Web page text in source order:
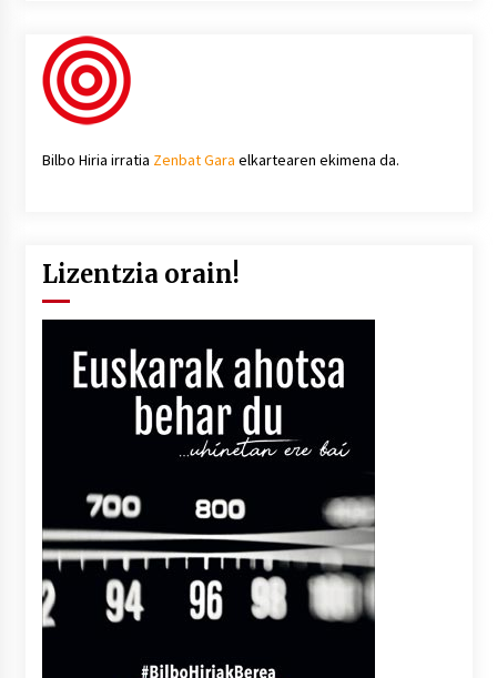
Bilbo Hiria irratia Zenbat Gara elkartearen ekimena da.
Lizentzia orain!